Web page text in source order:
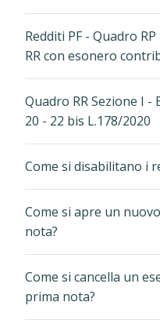
Redditi PF - Quadro
RR con esonero
Quadro RR Sezione I
20 - 22 bis L.178/2020
Come si disabilitano i
Come si apre un
nota?
Come si cancella un
prima nota?